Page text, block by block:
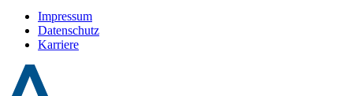
Impressum
Datenschutz
Karriere